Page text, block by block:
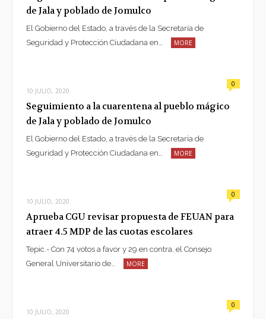
de Jala y poblado de Jomulco
El Gobierno del Estado, a través de la Secretaría de
Seguridad y Protección Ciudadana en…
MORE
10 JULIO, 2020
0
Seguimiento a la cuarentena al pueblo mágico
de Jala y poblado de Jomulco
El Gobierno del Estado, a través de la Secretaría de
Seguridad y Protección Ciudadana en…
MORE
10 JULIO, 2020
0
Aprueba CGU revisar propuesta de FEUAN para
atraer 4.5 MDP de las cuotas escolares
Tepic.- Con 74 votos a favor y 29 en contra, el Consejo
General Universitario de…
MORE
10 JULIO, 2020
0